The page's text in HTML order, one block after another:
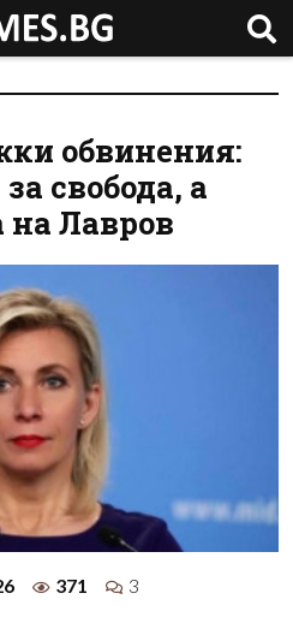
обвинения:
свобода, а
на Лавров
371 3